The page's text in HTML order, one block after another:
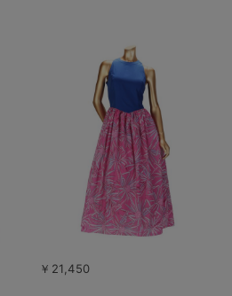
￥21,450